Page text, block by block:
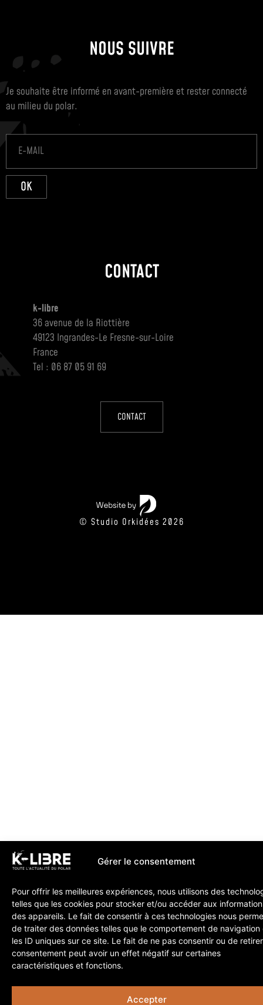
Gérer le consentement
Pour offrir les meilleures expériences, nous utilisons des
telles que les cookies pour stocker et/ou accéder aux
des appareils. Le fait de consentir à ces technologies nous
de traiter des données telles que le comportement de navigation
les ID uniques sur ce site. Le fait de ne pas consentir ou de
consentement peut avoir un effet négatif sur certaines
caractéristiques et fonctions.
Accepter
NOUS SUIVRE
Je souhaite être informé en avant-première et rester connecté
au milieu du polar.
OK
CONTACT
k-libre
36 avenue de la Riottière
49123 Ingrandes-Le Fresne-sur-Loire
France
Tel : 06 87 05 91 69
CONTACT
© Studio Orkidées 2026